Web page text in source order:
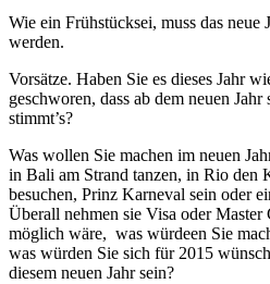
Wie ein Frühstücksei, muss das neue
werden.
Vorsätze. Haben Sie es dieses Jahr
geschworen, dass ab dem neuen
stimmt’s?
Was wollen Sie machen im neuen
in Bali am Strand tanzen, in Rio den
besuchen, Prinz Karneval sein oder
Überall nehmen sie Visa oder
möglich wäre, was würdeen Sie
was würden Sie sich für 2015
diesem neuen Jahr sein?